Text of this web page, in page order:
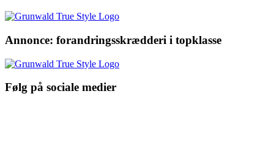
Annonce: forandringsskrædderi i topklasse
Følg på sociale medier